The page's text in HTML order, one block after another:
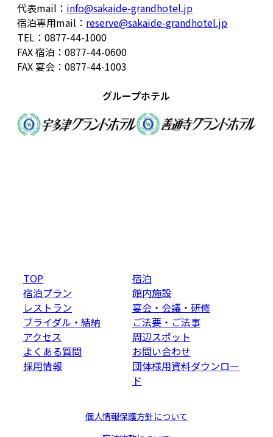
代表mail： info@sakaide-grandhotel.jp
宿泊専用mail： reserve@sakaide-grandhotel.jp
TEL：0877-44-1000
FAX 宿泊：0877-44-0600
FAX 宴会：0877-44-1003
グループホテル
TOP
宿泊
宿泊プラン
館内施設
レストラン
宴会・会議・研修
ブライダル・結納
ご法要・ご法事
アクセス
周辺スポット
よくある質問
お問い合わせ
採用情報
団体様用資料ダウンロー
ド
個人情報保護方針について